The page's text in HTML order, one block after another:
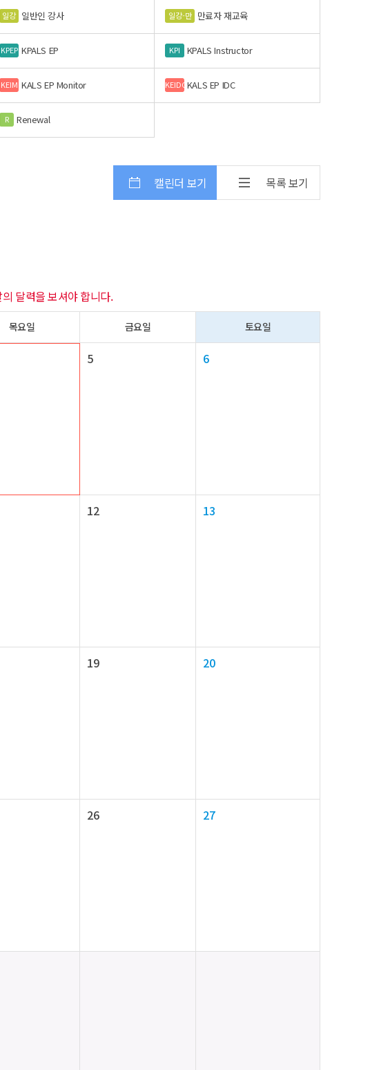
일강 일반인 강사 일강-만 만료자 재교육
KPEP KPALS EP KPI KPALS Instructor
KEIM KALS EP Monitor KEIDC KALS EP IDC
R Renewal
캘린더 보기 목록 보기
달력을 보셔야 합니다.
목요일 금요일 토요일
5 6
12 13
19 20
26 27